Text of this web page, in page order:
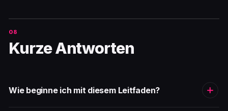
Kurze Antworten
Wie beginne ich mit diesem Leitfaden?